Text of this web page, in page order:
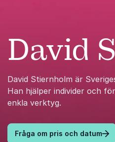
David
David Stiernholm är
Han hjälper individer och
enkla verktyg.
Fråga om pris och datum